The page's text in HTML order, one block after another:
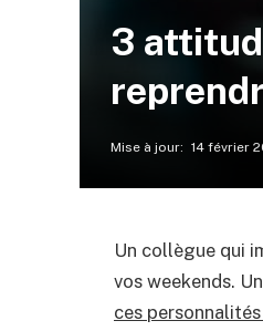
3
Mise à jour: 14 février
Un collègue qui
vos weekends.
ces personnalités